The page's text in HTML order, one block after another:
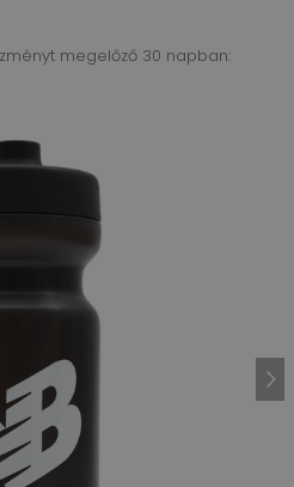
megelőző 30 napban: